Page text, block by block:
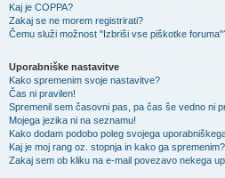
Kaj je COPPA?
Zakaj se ne morem registrirati?
Čemu služi možnost "Izbriši vse piškotke
Uporabniške nastavitve
Kako spremenim svoje nastavitve?
Čas ni pravilen!
Spremenil sem časovni pas, pa čas še vedno ni
Mojega jezika ni na seznamu!
Kako dodam podobo poleg svojega
Kaj je moj rang oz. stopnja in kako ga spremenim?
Zakaj sem ob kliku na e-mail povezavo nekega